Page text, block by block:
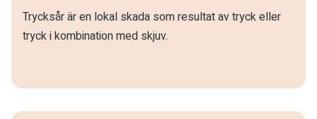
Trycksår är en lokal skada som resultat av tryck eller
tryck i kombination med skjuv.